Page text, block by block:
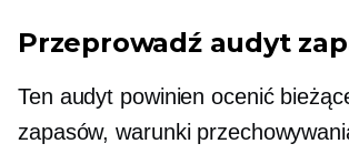
Przeprowadź audyt
Ten audyt powinien ocenić
zapasów, warunki